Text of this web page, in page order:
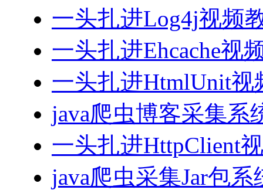
一头扎进Log4j视频
一头扎进Ehcache视
一头扎进HtmlUnit视
java爬虫博客采集系
一头扎进HttpClient
java爬虫采集Jar包